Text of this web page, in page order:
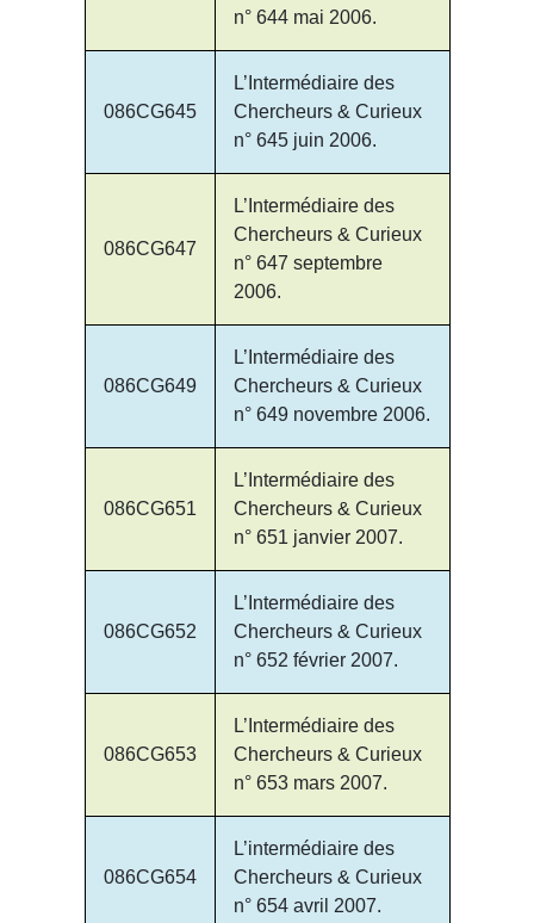
n° 644 mai 2006.
086CG645
L’Intermédiaire des
Chercheurs & Curieux
n° 645 juin 2006.
086CG647
L’Intermédiaire des
Chercheurs & Curieux
n° 647 septembre
2006.
086CG649
L’Intermédiaire des
Chercheurs & Curieux
n° 649 novembre 2006.
086CG651
L’Intermédiaire des
Chercheurs & Curieux
n° 651 janvier 2007.
086CG652
L’Intermédiaire des
Chercheurs & Curieux
n° 652 février 2007.
086CG653
L’Intermédiaire des
Chercheurs & Curieux
n° 653 mars 2007.
086CG654
L’intermédiaire des
Chercheurs & Curieux
n° 654 avril 2007.